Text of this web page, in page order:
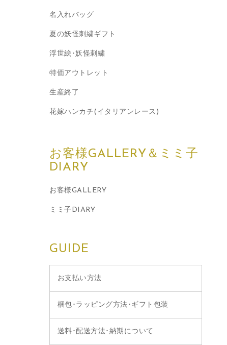
名入れバッグ
夏の妖怪刺繍ギフト
浮世絵･妖怪刺繍
特価アウトレット
生産終了
花嫁ハンカチ(イタリアンレース)
お客様GALLERY＆ミミ子
DIARY
お客様GALLERY
ミミ子DIARY
GUIDE
お支払い方法
梱包･ラッピング方法･ギフト包装
送料･配送方法･納期について